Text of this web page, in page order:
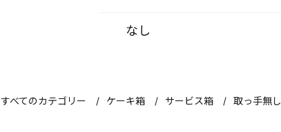
なし
すべてのカテゴリー ケーキ箱 サービス箱 取っ手無し